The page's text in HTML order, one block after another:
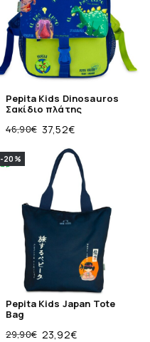
Pepita Kids Dinosauros
Σακίδιο πλάτης
46,90€ 37,52€
-20%
Pepita Kids Japan Tote
Bag
29,90€ 23,92€